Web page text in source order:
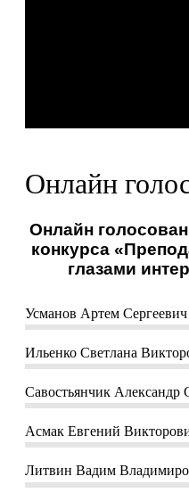
Онлайн
Онлайн
конкурса
глазами
Усманов Артем Сергеевич
Ильенко Светлана
Савостьянчик Александр
Асмак Евгений
Литвин Вадим